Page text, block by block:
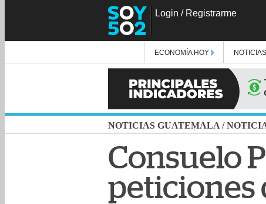
Login / Registrarme
ECONOMÍA HOY NOTICIAS
NOTICIAS GUATEMALA /
Consuelo
peticiones